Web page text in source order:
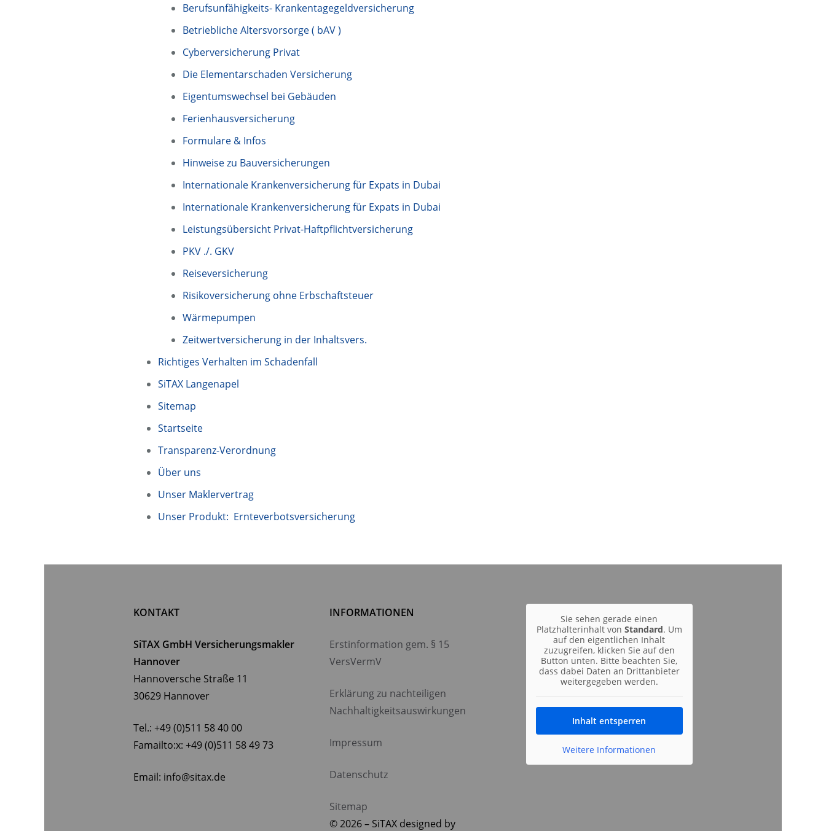
Berufsunfähigkeits- Krankentagegeldversicherung
Betriebliche Altersvorsorge ( bAV )
Cyberversicherung Privat
Die Elementarschaden Versicherung
Eigentumswechsel bei Gebäuden
Ferienhausversicherung
Formulare & Infos
Hinweise zu Bauversicherungen
Internationale Krankenversicherung für Expats in Dubai
Internationale Krankenversicherung für Expats in Dubai
Leistungsübersicht Privat-Haftpflichtversicherung
PKV ./. GKV
Reiseversicherung
Risikoversicherung ohne Erbschaftsteuer
Wärmepumpen
Zeitwertversicherung in der Inhaltsvers.
Richtiges Verhalten im Schadenfall
SiTAX Langenapel
Sitemap
Startseite
Transparenz-Verordnung
Über uns
Unser Maklervertrag
Unser Produkt: Ernteverbotsversicherung
KONTAKT
SiTAX GmbH Versicherungsmakler
Hannover
Hannoversche Straße 11
30629 Hannover
Tel.: +49 (0)511 58 40 00
Famailto:x: +49 (0)511 58 49 73
Email: info@sitax.de
INFORMATIONEN
Erstinformation gem. § 15
VersVermV
Erklärung zu nachteiligen
Nachhaltigkeitsauswirkungen
Impressum
Datenschutz
Sitemap
© 2026 – SiTAX designed by
Sie sehen gerade einen
Platzhalterinhalt von Standard. Um
auf den eigentlichen Inhalt
zuzugreifen, klicken Sie auf den
Button unten. Bitte beachten Sie,
dass dabei Daten an Drittanbieter
weitergegeben werden.
Inhalt entsperren
Weitere Informationen